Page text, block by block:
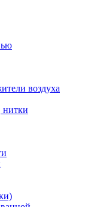
воздуха
нитки